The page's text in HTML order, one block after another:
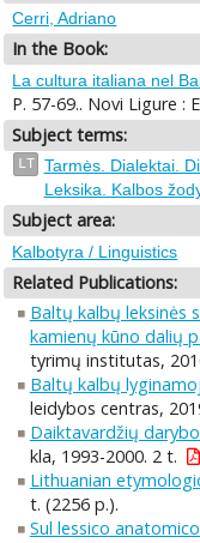
Cerri, Adriano
In the Book:
La cultura italiana nel
P. 57-69.. Novi Ligure :
Subject terms:
LT Tarmės. Dialektai.
Leksika. Kalbos
Subject area:
Kalbotyra / Linguistics
Related Publications:
Baltų kalbų leksinės
kamienų kūno dalių
tyrimų institutas,
Baltų kalbų
leidybos centras,
Daiktavardžių
kla, 1993-2000. 2 t.
Lithuanian
t. (2256 p.).
Sul lessico